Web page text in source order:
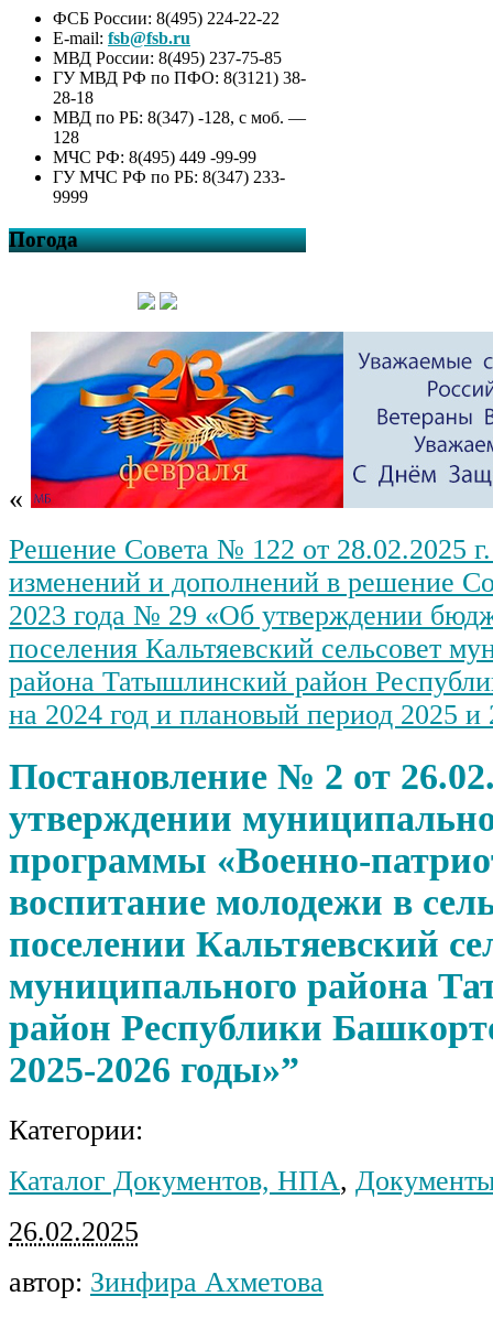
поселения Кальтяевский
сельсовет муниципального
района Татышлинский район
Республики Башкортостан на
2026 год
Постановление № 4 от 02
февраля 2026 г. Об
утверждении Программы
профилактики рисков
причинения вреда (ущерба)
охраняемым законом
ценностям при
осуществлении
сельского поселения
муниципального района
Татышлинский район
Республики Башкортостан на
2026 год
Постановление № 3 от 02
февраля 2026 г. Об
утверждении Программы
профилактики рисков
причинения вреда (ущерба)
ценностям при
осуществлении
муниципального земельного
контроля в границах
сельского поселения
Кальтяевский сельсовет
муниципального района
Татышлинский район
Республики Башкортостан на
2026 год
предпринимательства по
ФСБ России: 8(495) 224-22-22
E-mail: fsb@fsb.ru
МВД России: 8(495) 237-75-85
ГУ МВД РФ по ПФО: 8(3121) 38-
28-18
МВД по РБ: 8(347) -128, с моб. —
128
МЧС РФ: 8(495) 449 -99-99
ГУ МЧС РФ по РБ: 8(347) 233-
9999
Погода
«
Решение Совета № 122 от 28.02.2025
изменений и дополнений в решение
2023 года № 29 «Об утверждении
поселения Кальтяевский сельсовет
района Татышлинский район
на 2024 год и плановый период 2025 и
Постановление № 2 от
утверждении
программы «Военно-
воспитание молодежи в
поселении Кальтяевский
муниципального района
район Республики
2025-2026 годы»”
Категории:
Каталог Документов, НПА,
26.02.2025
автор: Зинфира Ахметова